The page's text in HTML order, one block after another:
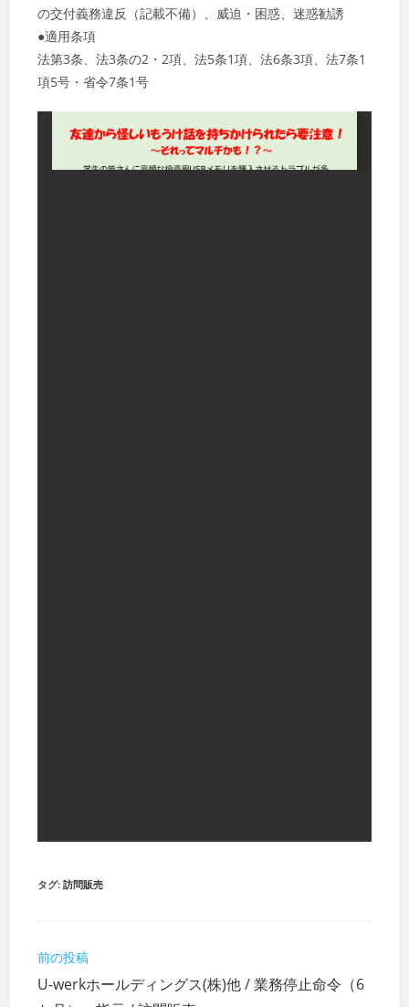
の交付義務違反（記載不備）、威迫・困惑、迷惑勧誘
●適用条項
法第3条、法3条の2・2項、法5条1項、法6条3項、法7条1
項5号・省令7条1号
タグ:訪問販売
そ
他
前の投稿
U-werkホールディングス(株)他 / 業務停止命令（6